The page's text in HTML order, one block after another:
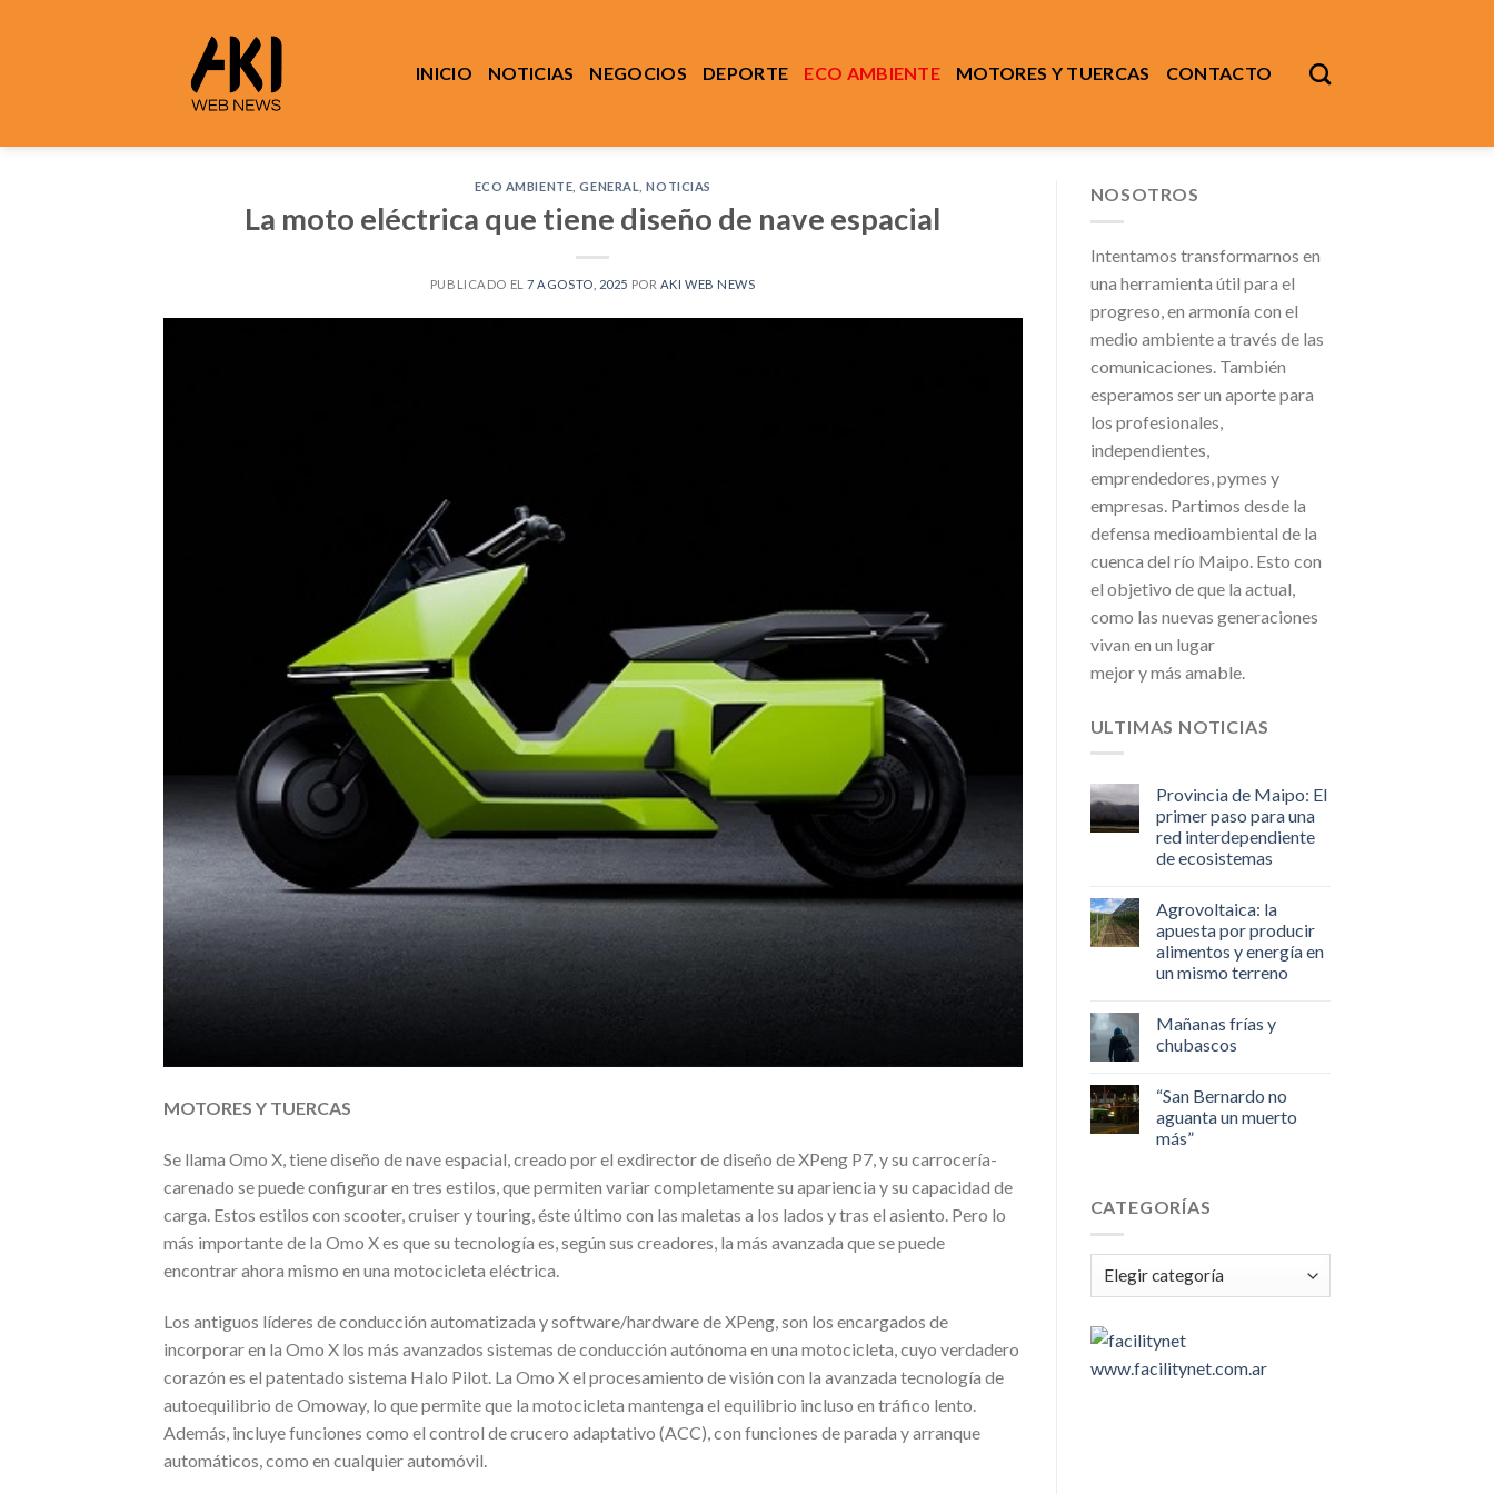
INICIO NOTICIAS NEGOCIOS DEPORTE ECO AMBIENTE MOTORES Y TUERCAS CONTACTO
ECO AMBIENTE ,GENERAL ,NOTICIAS
La moto eléctrica que tiene diseño de nave espacial
PUBLICADO EL7 AGOSTO, 2025 POR AKI WEB NEWS
MOTORES Y TUERCAS
Se llama Omo X, tiene diseño de nave espacial, creado por el exdirector de diseño de XPeng P7, y su carrocería-
carenado se puede configurar en tres estilos, que permiten variar completamente su apariencia y su capacidad de
carga. Estos estilos con scooter, cruiser y touring, éste último con las maletas a los lados y tras el asiento. Pero lo
más importante de la Omo X es que su tecnología es, según sus creadores, la más avanzada que se puede
encontrar ahora mismo en una motocicleta eléctrica.
Los antiguos líderes de conducción automatizada y software/hardware de XPeng, son los encargados de
incorporar en la Omo X los más avanzados sistemas de conducción autónoma en una motocicleta, cuyo verdadero
corazón es el patentado sistema Halo Pilot. La Omo X el procesamiento de visión con la avanzada tecnología de
autoequilibrio de Omoway, lo que permite que la motocicleta mantenga el equilibrio incluso en tráfico lento.
Además, incluye funciones como el control de crucero adaptativo (ACC), con funciones de parada y arranque
automáticos, como en cualquier automóvil.
NOSOTROS
Intentamos transformarnos en
una herramienta útil para el
progreso, en armonía con el
medio ambiente a través de las
comunicaciones. También
esperamos ser un aporte para
los profesionales,
independientes,
emprendedores, pymes y
empresas. Partimos desde la
defensa medioambiental de la
cuenca del río Maipo. Esto con
el objetivo de que la actual,
como las nuevas generaciones
vivan en un lugar
mejor y más amable.
ULTIMAS NOTICIAS
Provincia de Maipo: El
primer paso para una
red interdependiente
de ecosistemas
Agrovoltaica: la
apuesta por producir
alimentos y energía en
un mismo terreno
Mañanas frías y
chubascos
“San Bernardo no
aguanta un muerto
más”
CATEGORÍAS
Categorías
www.facilitynet.com.ar